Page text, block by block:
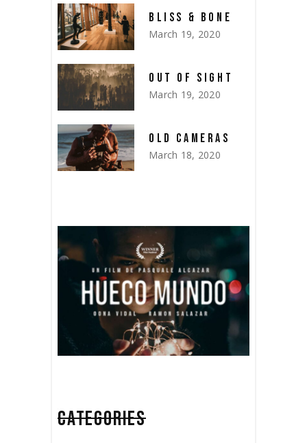
BLISS & BONE
March 19, 2020
OUT OF SIGHT
March 19, 2020
OLD CAMERAS
March 18, 2020
CATEGORIES